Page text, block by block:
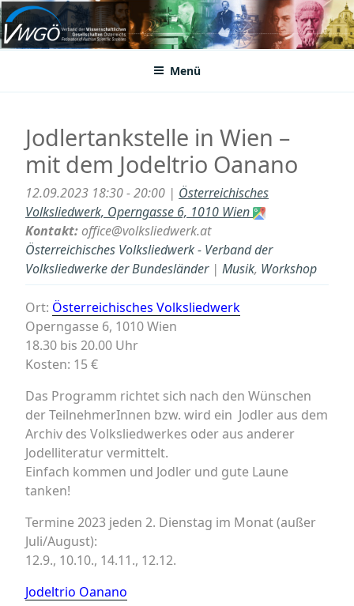
Zum
Inhalt
springenVWGÖ
Federation of Austrian Scientific Societies
Menü
Jodlertankstelle in Wien –
mit dem Jodeltrio Oanano
12.09.2023 18:30 - 20:00 | Österreichisches
Volksliedwerk, Operngasse 6, 1010 Wien
Kontakt:office@volksliedwerk.at
Österreichisches Volksliedwerk - Verband der
Volksliedwerke der Bundesländer| Musik, Workshop
Ort: Österreichisches Volksliedwerk
Operngasse 6, 1010 Wien
18.30 bis 20.00 Uhr
Kosten: 15 €
Das Programm richtet sich nach den Wünschen
der TeilnehmerInnen bzw. wird ein Jodler aus dem
Archiv des Volksliedwerkes oder aus anderer
Jodelliteratur vermittelt.
Einfach kommen und Jodler und gute Laune
tanken!
Termine 2023 jeden 2. Dienstag im Monat (außer
Juli/August):
12.9., 10.10., 14.11., 12.12.
Jodeltrio Oanano